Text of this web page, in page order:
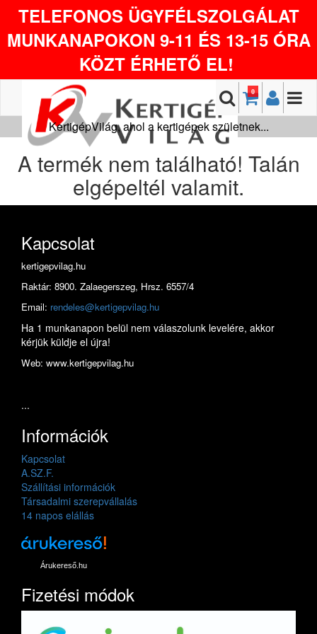
TELEFONOS ÜGYFÉLSZOLGÁLAT
MUNKANAPOKON 9-11 ÉS 13-15 ÓRA
KÖZT ÉRHETŐ EL!
0
KertigépVilág, ahol a kertigépek születnek...
A termék nem található! Talán
elgépeltél valamit.
Kapcsolat
kertigepvilag.hu
Raktár: 8900. Zalaegerszeg, Hrsz. 6557/4
Email: rendeles@kertigepvilag.hu
Ha 1 munkanapon belül nem válaszolunk levelére, akkor
kérjük küldje el újra!
Web: www.kertigepvilag.hu
...
Információk
Kapcsolat
A.SZ.F.
Szállítási információk
Társadalmi szerepvállalás
14 napos elállás
Árukereső.hu
Fizetési módok